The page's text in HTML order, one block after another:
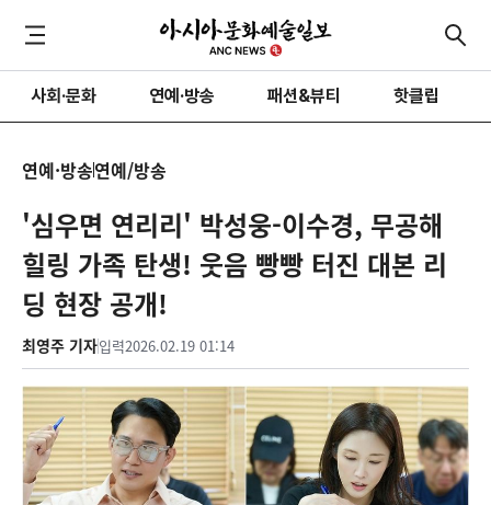
사회·문화 연예·방송 패션&뷰티 핫클립
연예·방송연예/방송
'심우면 연리리' 박성웅-이수경, 무공해
힐링 가족 탄생! 웃음 빵빵 터진 대본 리
딩 현장 공개!
최영주 기자입력2026.02.19 01:14